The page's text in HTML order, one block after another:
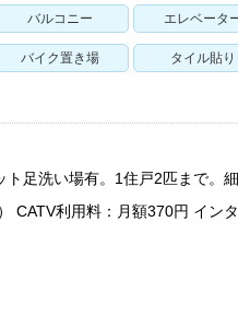
バルコニー エレベータ
バイク置き場 タイル貼り
足洗い場有。1住戸2匹まで。
CATV利用料：月額370円 イン